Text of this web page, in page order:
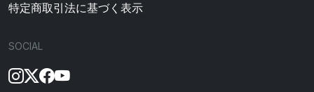
特定商取引法に基づく表示
SOCIAL